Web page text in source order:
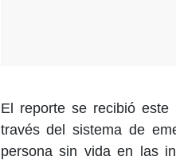
El reporte se recibió
través del sistema de
persona sin vida en las